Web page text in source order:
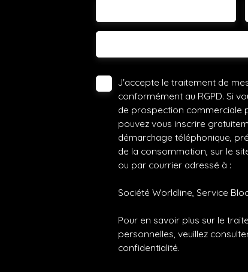
J'accepte le traitement de
conformément au RGPD. Si
de prospection commerciale
pouvez vous inscrire
démarchage téléphonique,
de la consommation, sur le
ou par courrier adressé à :
Société Worldline, Service
Pour en savoir plus sur le
personnelles, veuillez
confidentialité.